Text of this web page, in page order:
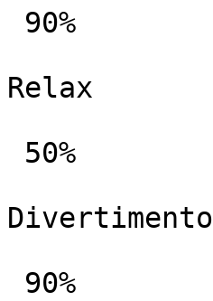
Relax
Divertimento